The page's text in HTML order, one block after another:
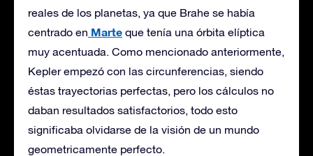
reales de los planetas, ya que Brahe se había
centrado en Marte que tenía una órbita elíptica
muy acentuada. Como mencionado anteriormente,
Kepler empezó con las circunferencias, siendo
éstas trayectorias perfectas, pero los cálculos no
daban resultados satisfactorios, todo esto
significaba olvidarse de la visión de un mundo
geometricamente perfecto.